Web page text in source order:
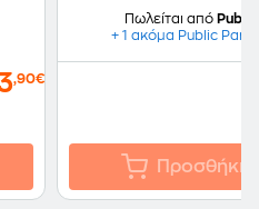
,90€
Πωλείται από Public
+ 1 ακόμα Public
Προσθήκη